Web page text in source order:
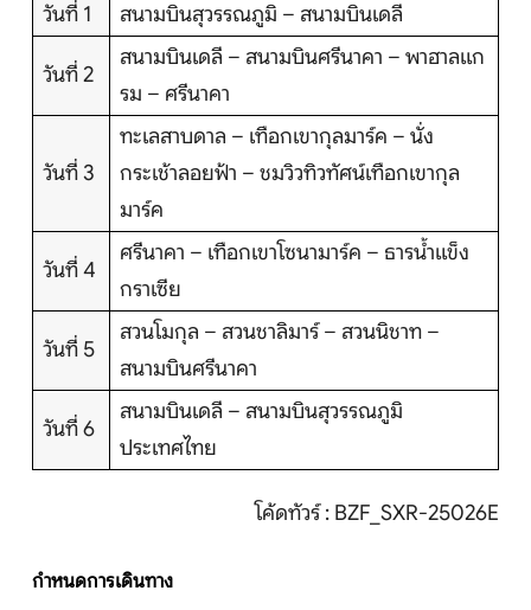
ติดต่อเรา
Search
วันที่ 1 สนามบินสุวรรณภูมิ – สนามบินเดลี
วันที่ 2
สนามบินเดลี – สนามบินศรีนาคา – พาฮาลแก
รม – ศรีนาคา
วันที่ 3
ทะเลสาบดาล – เทือกเขากุลมาร์ค – นั่ง
กระเช้าลอยฟ้า – ชมวิวทิวทัศน์เทือกเขากุล
มาร์ค
วันที่ 4
ศรีนาคา – เทือกเขาโซนามาร์ค – ธารน้ำแข็ง
กราเซีย
วันที่ 5
สวนโมกุล – สวนชาลิมาร์ – สวนนิชาท –
สนามบินศรีนาคา
วันที่ 6
สนามบินเดลี – สนามบินสุวรรณภูมิ
ประเทศไทย
โค้ดทัวร์ : BZF_SXR-25026E
กำหนดการเดินทาง